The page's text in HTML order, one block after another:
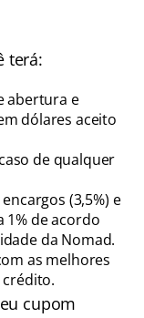
terá:
abertura e
dólares aceito
de qualquer
(3,5%) e
1% de acordo
da Nomad.
as melhores
cupom